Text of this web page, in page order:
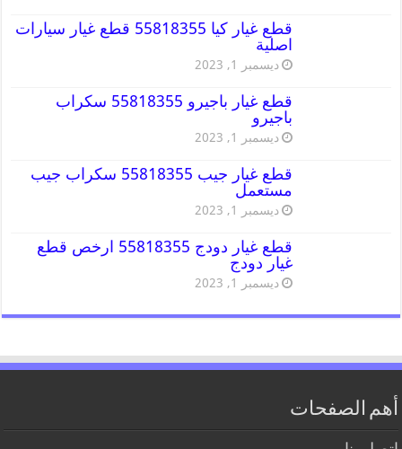
قطع غيار كيا 55818355 قطع غيار سيارات
اصلية
ديسمبر 1, 2023
قطع غيار باجيرو 55818355 سكراب
باجيرو
ديسمبر 1, 2023
قطع غيار جيب 55818355 سكراب جيب
مستعمل
ديسمبر 1, 2023
قطع غيار دودج 55818355 ارخص قطع
غيار دودج
ديسمبر 1, 2023
أهم الصفحات